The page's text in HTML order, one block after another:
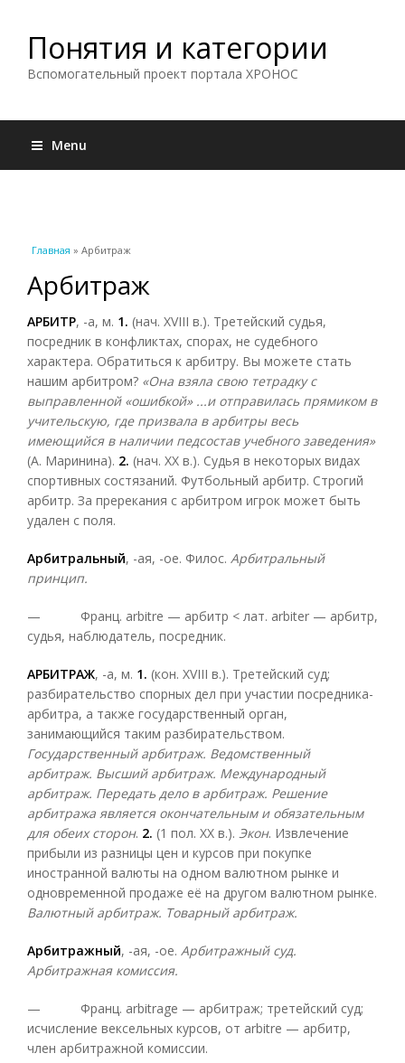
Понятия и категории
Вспомогательный проект портала ХРОНОС
Menu
Вы здесь
Главная » Арбитраж
Арбитраж
АРБИТР, -а, м. 1. (нач. XVIII в.). Третейский судья,
посредник в конфликтах, спорах, не судебного
характера. Обратиться к арбитру. Вы можете стать
нашим арбитром? «Она взяла свою тетрадку с
выправленной «ошибкой» ...и отправилась прямиком в
учительскую, где призвала в арбитры весь
имеющийся в наличии педсостав учебного заведения»
(А. Маринина). 2. (нач. XX в.). Судья в некоторых видах
спортивных состязаний. Футбольный арбитр. Строгий
арбитр. За пререкания с арбитром игрок может быть
удален с поля.
Арбитральный, -ая, -ое. Филос. Арбитральный
принцип.
— Франц. arbitre — арбитр < лат. arbiter — арбитр,
судья, наблюдатель, посредник.
АРБИТРАЖ, -а, м. 1. (кон. XVIII в.). Третейский суд;
разбирательство спорных дел при участии посредника-
арбитра, а также государственный орган,
занимающийся таким разбирательством.
Государственный арбитраж. Ведомственный
арбитраж. Высший арбитраж. Международный
арбитраж. Передать дело в арбитраж. Решение
арбитража является окончательным и обязательным
для обеих сторон. 2. (1 пол. XX в.). Экон. Извлечение
прибыли из разницы цен и курсов при покупке
иностранной валюты на одном валютном рынке и
одновременной продаже её на другом валютном рынке.
Валютный арбитраж. Товарный арбитраж.
Арбитражный, -ая, -ое. Арбитражный суд.
Арбитражная комиссия.
— Франц. arbitrage — арбитраж; третейский суд;
исчисление вексельных курсов, от arbitre — арбитр,
член арбитражной комиссии.